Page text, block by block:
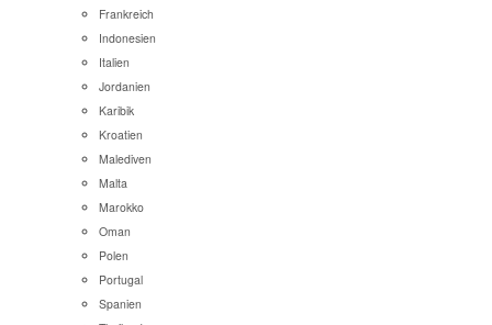
Frankreich
Indonesien
Italien
Jordanien
Karibik
Kroatien
Malediven
Malta
Marokko
Oman
Polen
Portugal
Spanien